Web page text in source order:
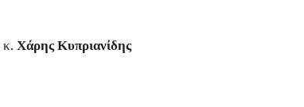
Χάρης Κυπριανίδης